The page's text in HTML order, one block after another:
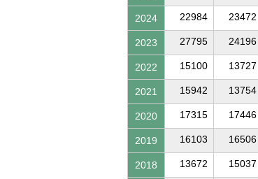
2024 22984 23472
2023 27795 24196
2022 15100 13727
2021 15942 13754
2020 17315 17446
2019 16103 16506
2018 13672 15037